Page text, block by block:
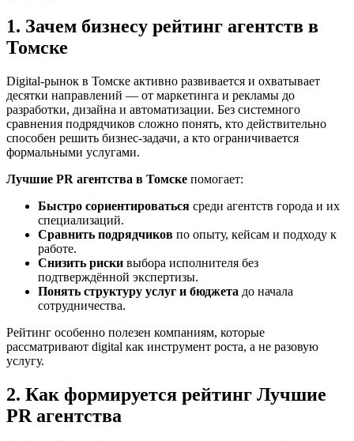
1. Зачем бизнесу рейтинг агентств в
Томске
Digital-рынок в Томске активно развивается и охватывает
десятки направлений — от маркетинга и рекламы до
разработки, дизайна и автоматизации. Без системного
сравнения подрядчиков сложно понять, кто действительно
способен решить бизнес-задачи, а кто ограничивается
формальными услугами.
Лучшие PR агентства в Томске помогает:
Быстро сориентироваться среди агентств города и их
специализаций.
Сравнить подрядчиков по опыту, кейсам и подходу к
работе.
Снизить риски выбора исполнителя без
подтверждённой экспертизы.
Понять структуру услуг и бюджета до начала
сотрудничества.
Рейтинг особенно полезен компаниям, которые
рассматривают digital как инструмент роста, а не разовую
услугу.
2. Как формируется рейтинг Лучшие
PR агентства